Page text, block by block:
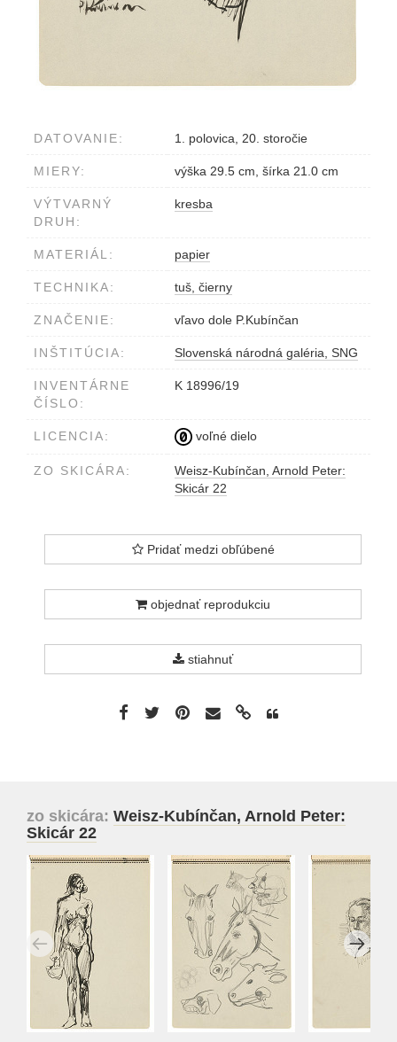
DATOVANIE: 1. polovica, 20. storočie
MIERY: výška 29.5 cm, šírka 21.0 cm
VÝTVARNÝ
DRUH:
kresba
MATERIÁL: papier
TECHNIKA: tuš, čierny
ZNAČENIE: vľavo dole P.Kubínčan
INŠTITÚCIA: Slovenská národná galéria, SNG
INVENTÁRNE
ČÍSLO:
K 18996/19
LICENCIA: voľné dielo
ZO SKICÁRA:
Weisz-Kubínčan, Arnold Peter:
Skicár 22
Pridať medzi obľúbené
objednať reprodukciu
stiahnuť
zo skicára: Weisz-Kubínčan, Arnold Peter:
Skicár 22